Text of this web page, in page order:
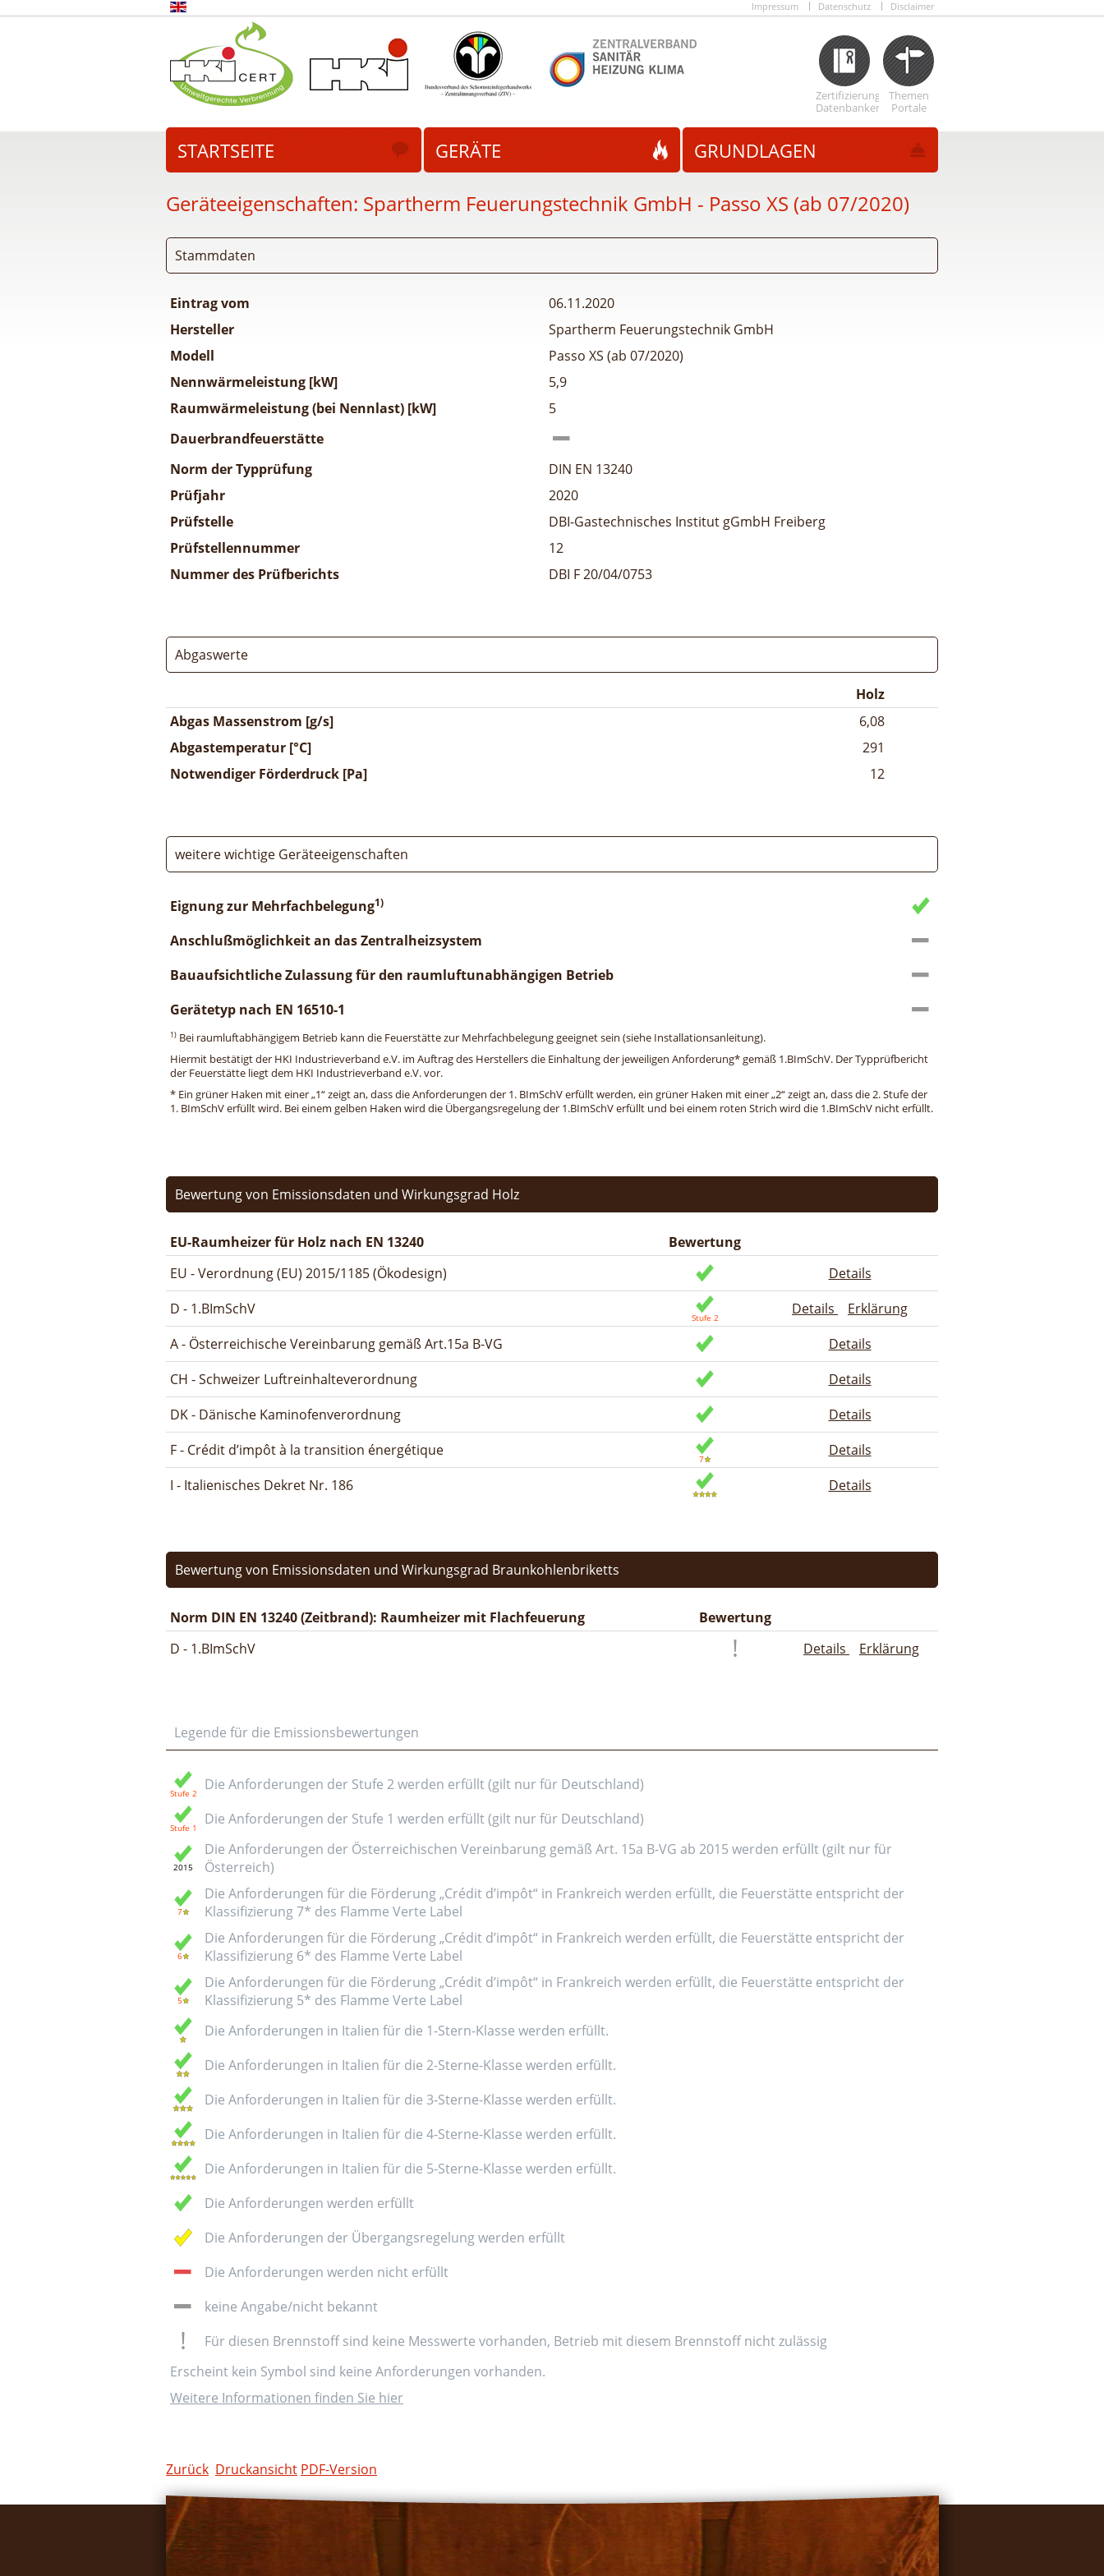
Impressum Datenschutz Disclaimer
Zertifizierungs
Datenbanken
Themen
Portale
STARTSEITE GERÄTE GRUNDLAGEN
Geräteeigenschaften: Spartherm Feuerungstechnik GmbH - Passo XS (ab 07/2020)
Stammdaten
Eintrag vom
06.11.2020
Hersteller
Spartherm Feuerungstechnik GmbH
Modell
Passo XS (ab 07/2020)
Nennwärmeleistung [kW]
5,9
Raumwärmeleistung (bei Nennlast) [kW]
5
Dauerbrandfeuerstätte
Norm der Typprüfung
DIN EN 13240
Prüfjahr
2020
Prüfstelle
DBI-Gastechnisches Institut gGmbH Freiberg
Prüfstellennummer
12
Nummer des Prüfberichts
DBI F 20/04/0753
Abgaswerte
Holz
Abgas Massenstrom [g/s]
6,08
Abgastemperatur [°C]
291
Notwendiger Förderdruck [Pa]
12
weitere wichtige Geräteeigenschaften
Eignung zur Mehrfachbelegung1)
Anschlußmöglichkeit an das Zentralheizsystem
Bauaufsichtliche Zulassung für den raumluftunabhängigen Betrieb
Gerätetyp nach EN 16510-1
1) Bei raumluftabhängigem Betrieb kann die Feuerstätte zur Mehrfachbelegung geeignet sein (siehe Installationsanleitung).
Hiermit bestätigt der HKI Industrieverband e.V. im Auftrag des Herstellers die Einhaltung der jeweiligen Anforderung* gemäß 1.BImSchV. Der Typprüfbericht
der Feuerstätte liegt dem HKI Industrieverband e.V. vor.
* Ein grüner Haken mit einer „1“ zeigt an, dass die Anforderungen der 1. BImSchV erfüllt werden, ein grüner Haken mit einer „2“ zeigt an, dass die 2. Stufe der
1. BImSchV erfüllt wird. Bei einem gelben Haken wird die Übergangsregelung der 1.BImSchV erfüllt und bei einem roten Strich wird die 1.BImSchV nicht erfüllt.
Bewertung von Emissionsdaten und Wirkungsgrad Holz
EU-Raumheizer für Holz nach EN 13240
Bewertung
EU - Verordnung (EU) 2015/1185 (Ökodesign)
Details
D - 1.BImSchV
Details
Erklärung
A - Österreichische Vereinbarung gemäß Art.15a B-VG
Details
CH - Schweizer Luftreinhalteverordnung
Details
DK - Dänische Kaminofenverordnung
Details
F - Crédit d’impôt à la transition énergétique
Details
I - Italienisches Dekret Nr. 186
Details
Bewertung von Emissionsdaten und Wirkungsgrad Braunkohlenbriketts
Norm DIN EN 13240 (Zeitbrand): Raumheizer mit Flachfeuerung
Bewertung
D - 1.BImSchV
Details Erklärung
Legende für die Emissionsbewertungen
Die Anforderungen der Stufe 2 werden erfüllt (gilt nur für Deutschland)
Die Anforderungen der Stufe 1 werden erfüllt (gilt nur für Deutschland)
Die Anforderungen der Österreichischen Vereinbarung gemäß Art. 15a B-VG ab 2015 werden erfüllt (gilt nur für
Österreich)
Die Anforderungen für die Förderung „Crédit d’impôt“ in Frankreich werden erfüllt, die Feuerstätte entspricht der
Klassifizierung 7* des Flamme Verte Label
Die Anforderungen für die Förderung „Crédit d’impôt“ in Frankreich werden erfüllt, die Feuerstätte entspricht der
Klassifizierung 6* des Flamme Verte Label
Die Anforderungen für die Förderung „Crédit d’impôt“ in Frankreich werden erfüllt, die Feuerstätte entspricht der
Klassifizierung 5* des Flamme Verte Label
Die Anforderungen in Italien für die 1-Stern-Klasse werden erfüllt.
Die Anforderungen in Italien für die 2-Sterne-Klasse werden erfüllt.
Die Anforderungen in Italien für die 3-Sterne-Klasse werden erfüllt.
Die Anforderungen in Italien für die 4-Sterne-Klasse werden erfüllt.
Die Anforderungen in Italien für die 5-Sterne-Klasse werden erfüllt.
Die Anforderungen werden erfüllt
Die Anforderungen der Übergangsregelung werden erfüllt
Die Anforderungen werden nicht erfüllt
keine Angabe/nicht bekannt
Für diesen Brennstoff sind keine Messwerte vorhanden, Betrieb mit diesem Brennstoff nicht zulässig
Erscheint kein Symbol sind keine Anforderungen vorhanden.
Weitere Informationen finden Sie hier
Zurück Druckansicht PDF-Version